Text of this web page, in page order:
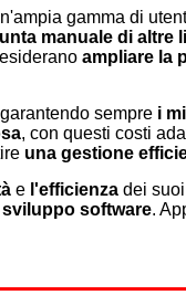
gamma di
manuale di altre
ampliare la
sempre i
, con questi costi
una gestione
e l'efficienza dei
sviluppo software.